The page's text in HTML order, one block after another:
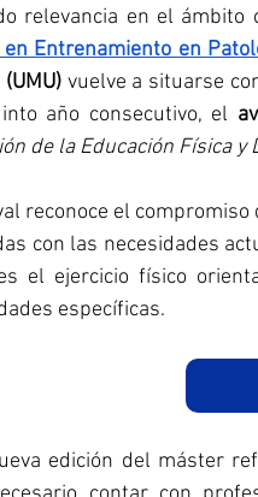
relevancia en el
Entrenamiento en
vuelve a situarse
año consecutivo, el
de la Educación Física y
reconoce el
con las necesidades
el ejercicio físico
específicas.
edición del máster